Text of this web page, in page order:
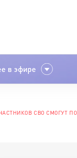
в эфире
СВО СМОГУТ